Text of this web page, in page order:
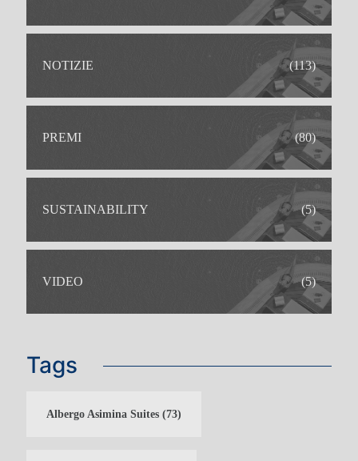
VACANZE AL BOWLING
VACANZE PER SOLI ADULTI
NOTIZIE (113)
PREMI (80)
SUSTAINABILITY (5)
VIDEO (5)
Tags
Albergo Asimina Suites(73)